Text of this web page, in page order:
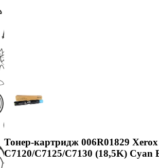
Тонер-картридж 006R01829
C7120/C7125/C7130 (18,5K) Cyan